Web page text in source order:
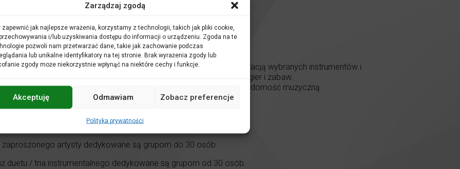
Zarządzaj zgodą
zapewnić jak najlepsze wrażenia, korzystamy z technologii, takich jak pliki cookie,
i/lub uzyskiwania dostępu do informacji o urządzeniu. Zgoda na te
pozwoli nam przetwarzać dane, takie jak zachowanie podczas
lub unikalne identyfikatory na tej stronie. Brak wyrażenia zgody lub
zgody może niekorzystnie wpłynąć na niektóre cechy i funkcje.
Akceptuję Odmawiam Zobacz preferencje
Polityka prywatności
tam gra. A co dokładnie?
kameralnej Filharmonii Opolskiej. Zajęcia urozmaicone są prezentacją wybranych instrumentów i
– gdy będzie zbyt poważnie zabieramy Was w świat muzycznych gier i zabaw.
czas, aby dać się porwać dźwiękom i odnaleźć swoją świadomość muzyczną.
na jednorazową wizytę.
możliwość jej zwiedzenia.
artysty dedykowane są grupom do 30 osób.
duetu / tria instrumentalnego dedykowane są grupom od 30 osób.